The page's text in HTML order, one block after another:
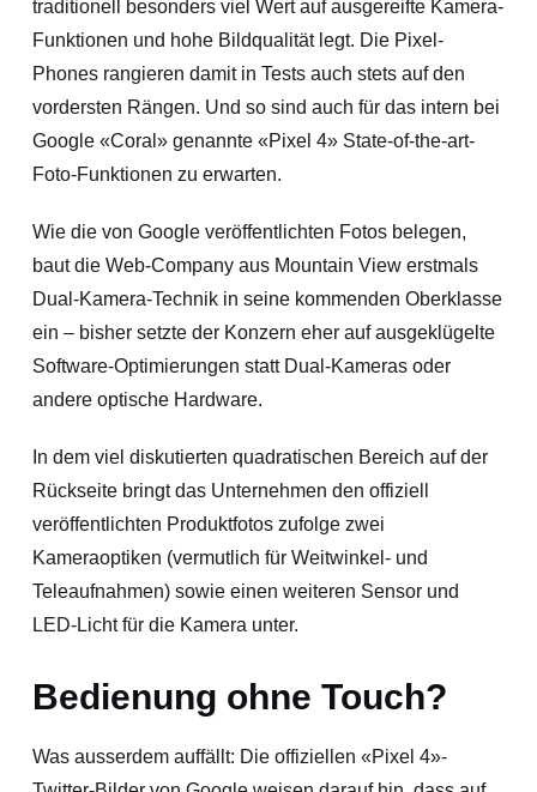
traditionell besonders viel Wert auf ausgereifte Kamera-
Funktionen und hohe Bildqualität legt. Die Pixel-
Phones rangieren damit in Tests auch stets auf den
vordersten Rängen. Und so sind auch für das intern bei
Google «Coral» genannte «Pixel 4» State-of-the-art-
Foto-Funktionen zu erwarten.
Wie die von Google veröffentlichten Fotos belegen,
baut die Web-Company aus Mountain View erstmals
Dual-Kamera-Technik in seine kommenden Oberklasse
ein – bisher setzte der Konzern eher auf ausgeklügelte
Software-Optimierungen statt Dual-Kameras oder
andere optische Hardware.
In dem viel diskutierten quadratischen Bereich auf der
Rückseite bringt das Unternehmen den offiziell
veröffentlichten Produktfotos zufolge zwei
Kameraoptiken (vermutlich für Weitwinkel- und
Teleaufnahmen) sowie einen weiteren Sensor und
LED-Licht für die Kamera unter.
Bedienung ohne Touch?
Was ausserdem auffällt: Die offiziellen «Pixel 4»-